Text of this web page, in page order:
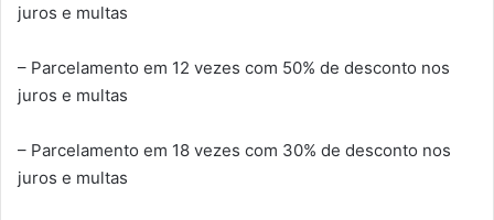
juros e multas
– Parcelamento em 12 vezes com 50% de desconto nos
juros e multas
– Parcelamento em 18 vezes com 30% de desconto nos
juros e multas